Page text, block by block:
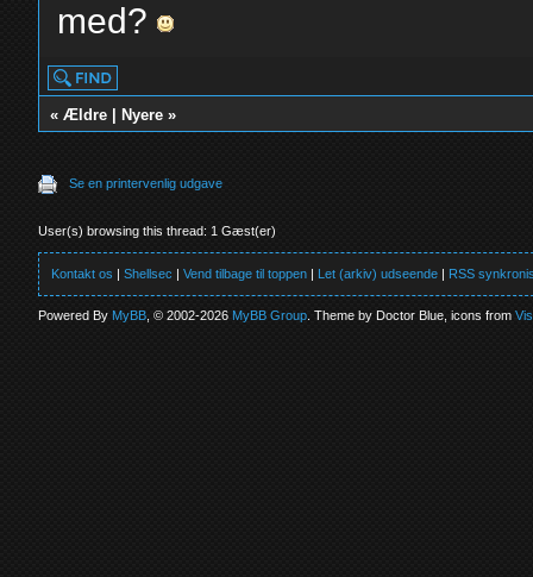
med?
«Ældre Nyere »
Se en printervenlig udgave
User(s) browsing this thread: 1 Gæst(er)
Kontakt os |Shellsec |Vend tilbage til toppen | Let (arkiv) udseende | RSS
Powered ByMyBB , © 2002-2026MyBB Group . Theme by Doctor Blue, icons from